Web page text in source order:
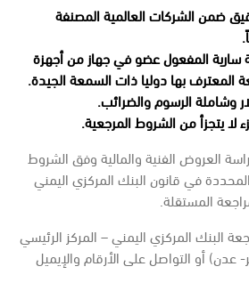
ضمن الشركات العالمية المصنفة
سارية المفعول عضو في جهاز من أجهزة
المعترف بها دوليا ذات السمعة الجيدة.
وشاملة الرسوم والضرائب.
لا يتجزأ من الشروط المرجعية.
العروض الفنية والمالية وفق الشروط
المحددة في قانون البنك المركزي اليمني
المستقلة.
البنك المركزي اليمني – المركز الرئيسي
أو التواصل على الأرقام والإيميل